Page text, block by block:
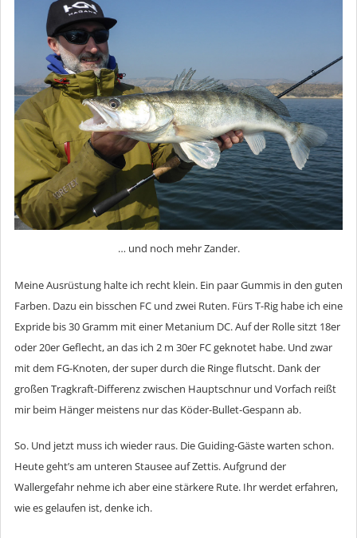
… und noch mehr Zander.
Meine Ausrüstung halte ich recht klein. Ein paar Gummis in den guten
Farben. Dazu ein bisschen FC und zwei Ruten. Fürs T-Rig habe ich eine
Expride bis 30 Gramm mit einer Metanium DC. Auf der Rolle sitzt 18er
oder 20er Geflecht, an das ich 2 m 30er FC geknotet habe. Und zwar
mit dem FG-Knoten, der super durch die Ringe flutscht. Dank der
großen Tragkraft-Differenz zwischen Hauptschnur und Vorfach reißt
mir beim Hänger meistens nur das Köder-Bullet-Gespann ab.
So. Und jetzt muss ich wieder raus. Die Guiding-Gäste warten schon.
Heute geht’s am unteren Stausee auf Zettis. Aufgrund der
Wallergefahr nehme ich aber eine stärkere Rute. Ihr werdet erfahren,
wie es gelaufen ist, denke ich.